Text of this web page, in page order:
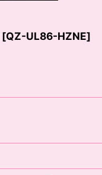
[QZ-UL86-HZNE]